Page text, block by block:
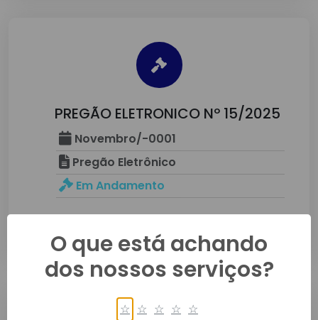
PREGÃO ELETRONICO Nº 15/2025
Novembro/-0001
Pregão Eletrônico
Em Andamento
O que está achando
dos nossos serviços?
☆ ☆ ☆ ☆ ☆